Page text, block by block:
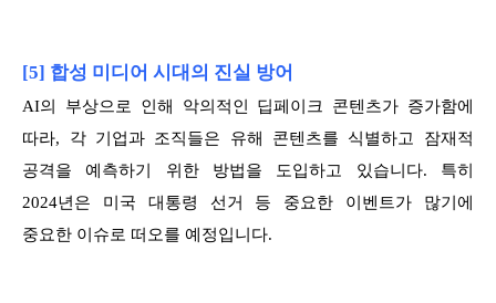
[5] 합성 미디어 시대의 진실 방어
AI의 부상으로 인해 악의적인 딥페이크 콘텐츠가 증가함에
따라, 각 기업과 조직들은 유해 콘텐츠를 식별하고 잠재적
공격을 예측하기 위한 방법을 도입하고 있습니다. 특히
2024년은 미국 대통령 선거 등 중요한 이벤트가 많기에
중요한 이슈로 떠오를 예정입니다.